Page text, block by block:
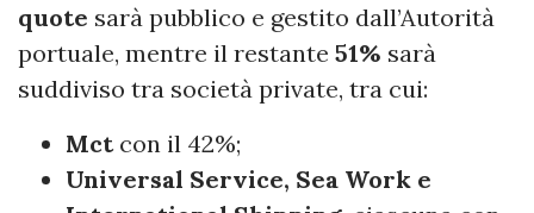
quote sarà pubblico e gestito dall’Autorità
portuale, mentre il restante 51% sarà
suddiviso tra società private, tra cui:
Mctcon il 42%;
Universal Service, Sea Work e